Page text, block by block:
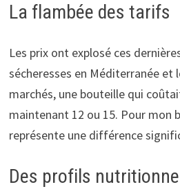
La flambée des tarifs
Les prix ont explosé ces
sécheresses en Méditerranée et
marchés, une bouteille qui
maintenant 12 ou 15. Pour mon
représente une différence
Des profils